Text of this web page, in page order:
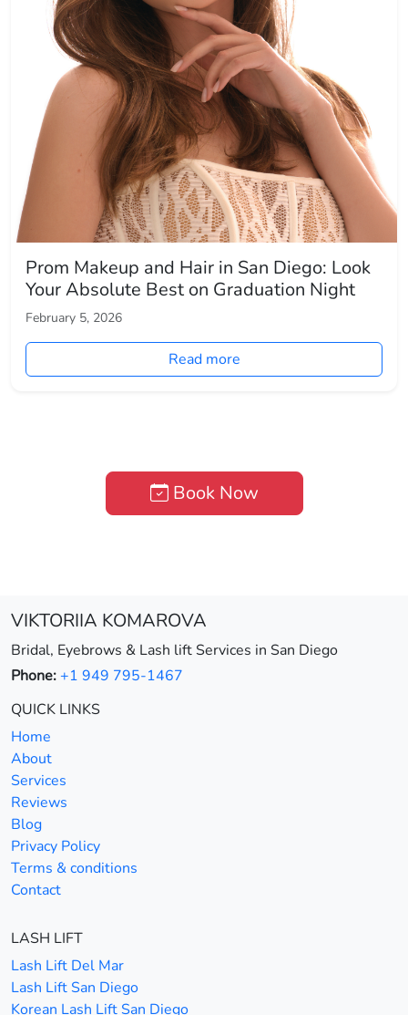
Prom Makeup and Hair in San Diego: Look
Your Absolute Best on Graduation Night
February 5, 2026
Read more
Book Now
VIKTORIIA KOMAROVA
Bridal, Eyebrows & Lash lift Services in San Diego
Phone:+1 949 795-1467
QUICK LINKS
Home
About
Services
Reviews
Blog
Privacy Policy
Terms & conditions
Contact
LASH LIFT
Lash Lift Del Mar
Lash Lift San Diego
Korean Lash Lift San Diego